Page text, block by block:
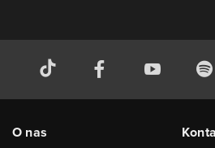
O nas